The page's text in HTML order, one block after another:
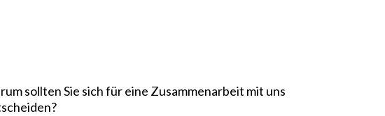
sollten Sie sich für eine Zusammenarbeit mit uns